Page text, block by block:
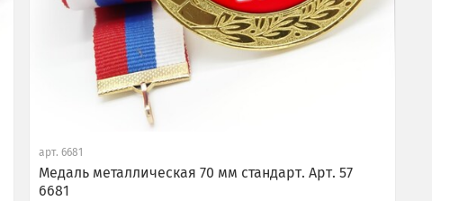
арт. 6681
Медаль металлическая 70 мм стандарт. Арт. 57
6681